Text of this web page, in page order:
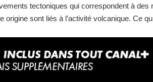
tectoniques qui correspondent à
origine sont liés à l’activité volcanique. Ce